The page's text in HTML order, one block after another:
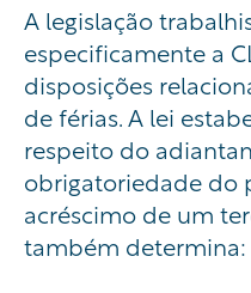
A legislação
especificamente a
disposições
de férias. A lei
respeito do
obrigatoriedade do
acréscimo de um
também determina: